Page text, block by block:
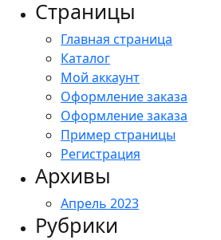
Страницы
Главная страница
Каталог
Мой аккаунт
Оформление заказа
Оформление заказа
Пример страницы
Регистрация
Архивы
Апрель 2023
Рубрики